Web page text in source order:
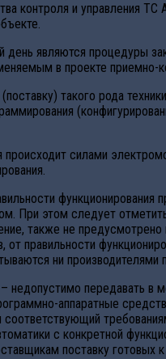
контроля и управления ТС
являются процедуры
в проекте
(поставку) такого рода
происходит силами
При этом следует
также не
правильности
ни
передавать в
аппаратные
соответствующий
с конкретной
поставку